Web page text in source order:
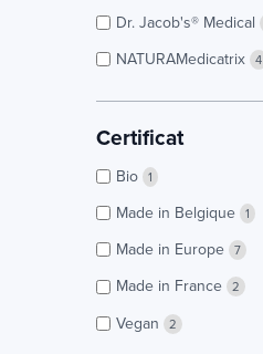
Dr. Jacob's® Medical
NATURAMedicatrix 4
Certificat
Bio 1
Made in Belgique 1
Made in Europe 7
Made in France 2
Vegan 2